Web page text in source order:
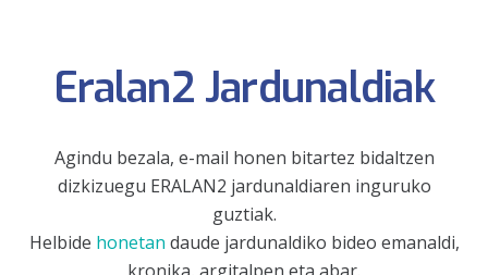
Eralan2 Jardunaldiak
Agindu bezala, e-mail honen bitartez bidaltzen
dizkizuegu ERALAN2 jardunaldiaren inguruko
guztiak.
Helbide honetan daude jardunaldiko bideo emanaldi,
kronika, argitalpen eta abar.